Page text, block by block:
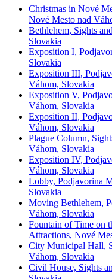
Christmas in Nové
Nové Mesto nad
Bethlehem, Sights
Slovakia
Exposition I,
Slovakia
Exposition III,
Váhom, Slovakia
Exposition V,
Váhom, Slovakia
Exposition II,
Váhom, Slovakia
Plague Column,
Váhom, Slovakia
Exposition IV,
Váhom, Slovakia
Lobby, Podjavorina
Slovakia
Moving Bethlehem,
Váhom, Slovakia
Fountain of Time on
Attractions, Nové
City Municipal Hall,
Váhom, Slovakia
Civil House, Sights